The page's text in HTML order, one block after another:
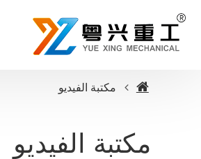
مكتبة الفيديو
مكتبة الفيديو